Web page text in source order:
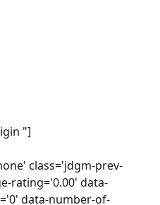
"]
class='jdgm-prev-
rating='0.00' data-
data-number-of-